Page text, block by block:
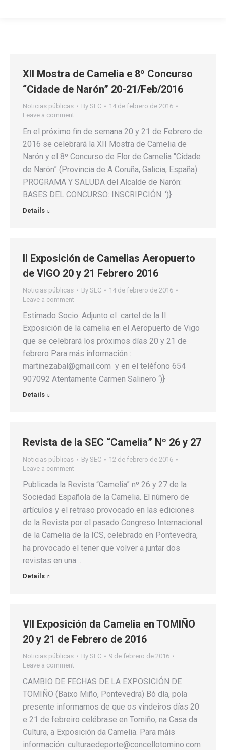
XII Mostra de Camelia e 8º Concurso
“Cidade de Narón” 20-21/Feb/2016
Noticias públicas By SEC
14 de febrero de 2016
Leave a comment
En el próximo fin de semana 20 y 21 de Febrero de
2016 se celebrará la XII Mostra de Camelia de
Narón y el 8º Concurso de Flor de Camelia “Cidade
de Narón” (Provincia de A Coruña, Galicia, España)
PROGRAMA Y SALUDA del Alcalde de Narón:
BASES DEL CONCURSO: INSCRIPCIÓN: ‘)}
Details
II Exposición de Camelias Aeropuerto
de VIGO 20 y 21 Febrero 2016
Noticias públicas By SEC
14 de febrero de 2016
Leave a comment
Estimado Socio: Adjunto el cartel de la II
Exposición de la camelia en el Aeropuerto de Vigo
que se celebrará los próximos días 20 y 21 de
febrero Para más información :
martinezabal@gmail.com y en el teléfono 654
907092 Atentamente Carmen Salinero ‘)}
Details
Revista de la SEC “Camelia” Nº 26 y 27
Noticias públicas By SEC
12 de febrero de 2016
Leave a comment
Publicada la Revista “Camelia” nº 26 y 27 de la
Sociedad Española de la Camelia. El número de
artículos y el retraso provocado en las ediciones
de la Revista por el pasado Congreso Internacional
de la Camelia de la ICS, celebrado en Pontevedra,
ha provocado el tener que volver a juntar dos
revistas en una…
Details
VII Exposición da Camelia en TOMIÑO
20 y 21 de Febrero de 2016
Noticias públicas By SEC
9 de febrero de 2016
Leave a comment
CAMBIO DE FECHAS DE LA EXPOSICIÓN DE
TOMIÑO (Baixo Miño, Pontevedra) Bó día, pola
presente informamos de que os vindeiros días 20
e 21 de febreiro celébrase en Tomiño, na Casa da
Cultura, a Exposición da Camelia. Para máis
información: culturaedeporte@concellotomino.com